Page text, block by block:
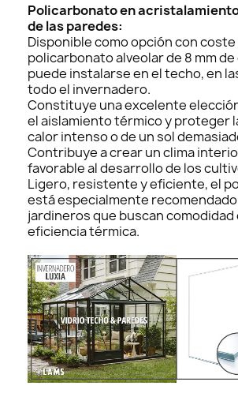
Policarbonato en
de las paredes:
Disponible como opción con coste
policarbonato alveolar de 8 mm
puede instalarse en el techo, en
todo el invernadero.
Constituye una excelente
el aislamiento térmico y proteger
calor intenso o de un sol
Contribuye a crear un clima
favorable al desarrollo de los
Ligero, resistente y eficiente, el
está especialmente
jardineros que buscan comodidad
eficiencia térmica.